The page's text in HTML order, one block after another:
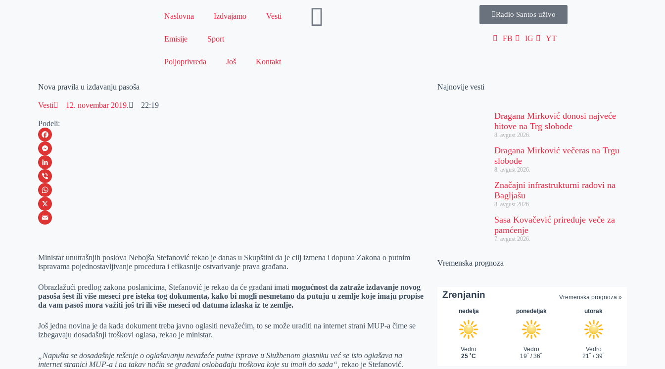
Naslovna Izdvajamo Vesti
Emisije Sport
Poljoprivreda Još Kontakt
Radio Santos uživo
FB IG YT
Nova pravila u izdavanju pasoša
Vesti 12. novembar 2019. 22:19
Podeli:
F
a
c
e
b
o
M
e
s
s
e
e
L
i
n
k
I
V
i
b
W
h
s
A
p
p
X
a
l
Ministar unutrašnjih poslova Nebojša Stefanović rekao je danas u Skupštini da je cilj izmena i dopuna Zakona o putnim
ispravama pojednostavljivanje procedura i efikasnije ostvarivanje prava građana.
Obrazlažući predlog zakona poslanicima, Stefanović je rekao da će građani imatimogućnost da zatraže izdavanje novog
pasoša šest ili više meseci pre isteka tog dokumenta, kako bi mogli nesmetano da putuju u zemlje koje imaju propise
da vam pasoš mora važiti još tri ili više meseci od datuma izlaska iz te zemlje.
Još jedna novina je da kada dokument treba javno oglasiti nevažećim, to se može uraditi na internet strani MUP-a čime se
izbegavaju dosadašnji troškovi oglasa, rekao je ministar.
„Napušta se dosadašnje rešenje o oglašavanju nevažeće putne isprave u Službenom glasniku već se isto oglašava na
internet stranici MUP-a i na takav način se građani oslobađaju troškova koje su imali do sada“, rekao je Stefanović.
Najnovije vesti
Dragana Mirković donosi najveće
hitove na Trg slobode
8. avgust 2026.
Dragana Mirković večeras na Trgu
slobode
8. avgust 2026.
Značajni infrastrukturni radovi na
Bagljašu
8. avgust 2026.
Sasa Kovačević priređuje veče za
pamćenje
7. avgust 2026.
Vremenska prognoza